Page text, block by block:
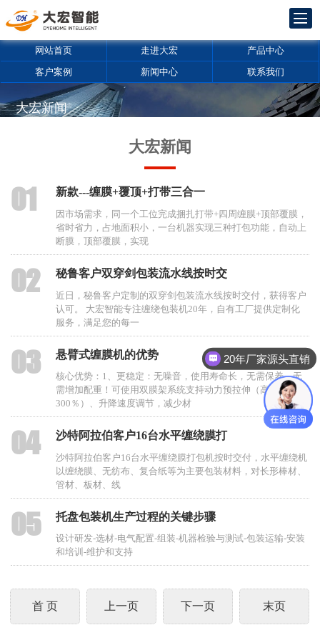
网站首页 走进大宏 产品中心
客户案例 新闻中心 联系我们
大宏新闻
拥有包装机械行业17年生产经验，产品质量可靠、稳定
大宏新闻
新款---缠膜+覆顶+打带三合一
因市场需求，同一个工位完成捆扎打带+四周缠膜+顶部覆膜，
省时省力，占地面积小，一台机器实现三种打包功能，自动上
断膜，顶部覆膜，实现
01
秘鲁客户双穿剑包装流水线按时交
近日，秘鲁客户定制的双穿剑包装流水线按时交付，获得客户
认可。 大宏智能专注缠绕包装机20年，自有工厂提供定制化
服务，满足您的每一
02
悬臂式缠膜机的优势
核心优势：1、更稳定：无噪音，使用寿命长，无需保养，无
需增加配重！可使用双膜架系统支持动力预拉伸（高达
300％）、升降速度调节，减少材
03
沙特阿拉伯客户16台水平缠绕膜打
沙特阿拉伯客户16台水平缠绕膜打包机按时交付，水平缠绕机
以缠绕膜、无纺布、复合纸等为主要包装材料，对长形棒材、
管材、板材、线
04
托盘包装机生产过程的关键步骤
设计研发-选材-电气配置-组装-机器检验与测试-包装运输-安装
和培训-维护和支持
05
首 页 上一页 下一页 末页
20年厂家源头直销